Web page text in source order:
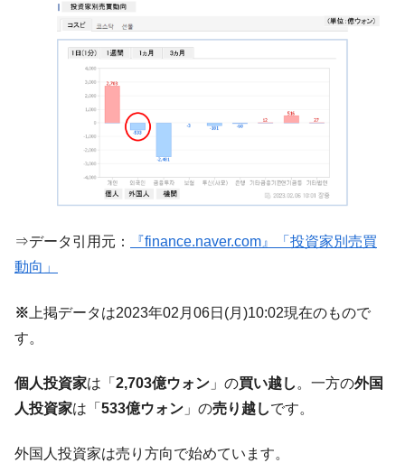
く空港に詰めかけ「出て行け！」「極右勢力」のプラカー
ドを掲げる「在韓反米勢力」
『Money1』
韓国政府「2035年までに18.4GW規模のAIデ
ータセンター整備」⇒ だから無理だってば。
『Money1』
JPモルガン「韓国レバレッジETFの清算は
ほぼ終わった」
『Money1』
韓国『国民年金公団』株価暴落で200兆蒸
『Money1』
韓国政府「ニセＫ-ブランドを通報しようキ
『Money1』
ぎ」では。
『Money1』
韓国鉄鋼最大手『POSCO』ズブズブ沈む。
にぶん殴る法案」提出！⇒ クーパン問題は合衆国企業に対
する差別。許してはおかぬ
他人事のような発言。
⇒データ引用元：
『finance.naver.com』「投資家別売買
動向」
※ 上掲データは2023年02月06日(月)10:02現在のもので
す。
個人投資家は「 2,703億ウォン 」の買い越し 。一方の外国
人投資家は「 533億ウォン 」の売り越しです。
外国人投資家は売り方向で始めています。